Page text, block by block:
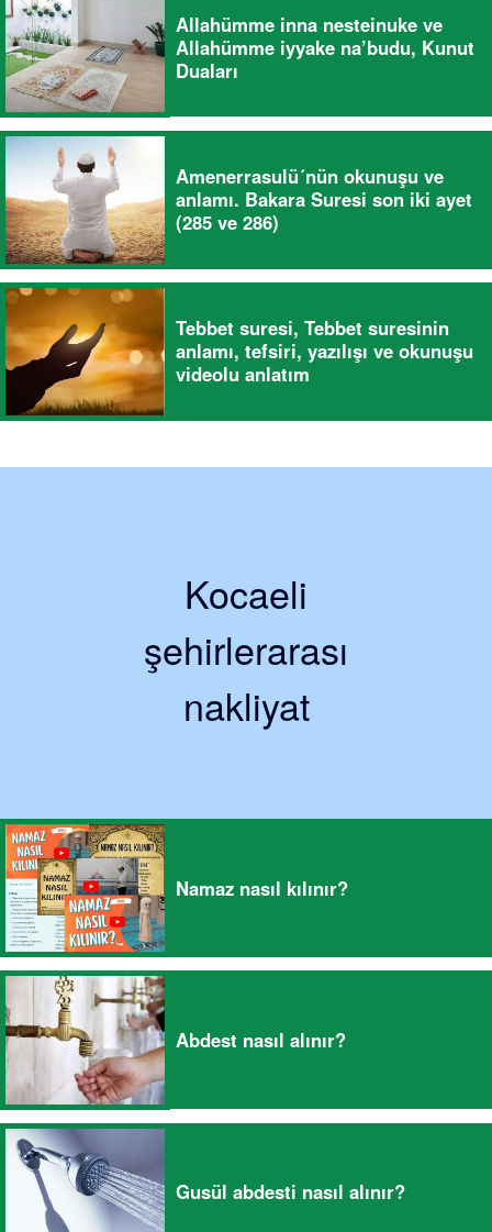
Allahümme inna nesteinuke ve
Allahümme iyyake na’budu, Kunut
Duaları
Amenerrasulü´nün okunuşu ve
anlamı. Bakara Suresi son iki ayet
(285 ve 286)
Tebbet suresi, Tebbet suresinin
anlamı, tefsiri, yazılışı ve okunuşu
videolu anlatım
Kocaeli
şehirlerarası
nakliyat
Namaz nasıl kılınır?
Abdest nasıl alınır?
Gusül abdesti nasıl alınır?